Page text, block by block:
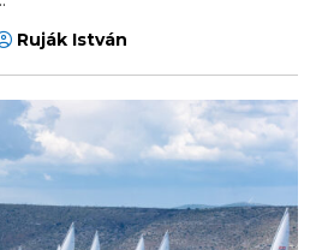
Ruják István